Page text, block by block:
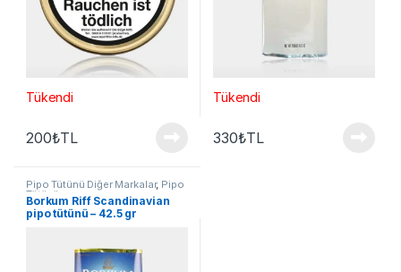
Tükendi
200₺TL
Tükendi
330₺TL
Pipo Tütünü Diğer Markalar, Pipo
Tütünü
Borkum Riff Scandinavian
pipo tütünü – 42.5 gr